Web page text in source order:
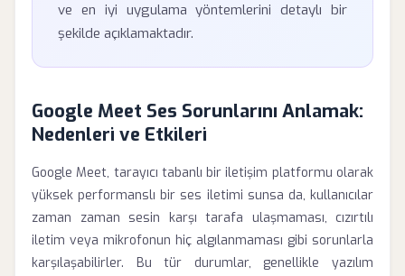
ve en iyi uygulama yöntemlerini detaylı bir
şekilde açıklamaktadır.
Google Meet Ses Sorunlarını Anlamak:
Nedenleri ve Etkileri
Google Meet, tarayıcı tabanlı bir iletişim platformu olarak
yüksek performanslı bir ses iletimi sunsa da, kullanıcılar
zaman zaman sesin karşı tarafa ulaşmaması, cızırtılı
iletim veya mikrofonun hiç algılanmaması gibi sorunlarla
karşılaşabilirler. Bu tür durumlar, genellikle yazılım